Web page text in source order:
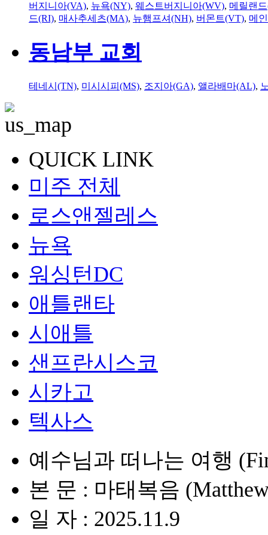
버지니아(VA), 뉴욕(NY), 웨스트버지니아(WV), 메릴랜
드(RI), 매사추세츠(MA), 뉴햄프셔(NH), 버몬트(VT), 메
동남부 교회
테네시(TN), 미시시피(MS), 조지아(GA), 앨라배마(AL),
QUICK LINK
미주 전체
로스앤젤레스
뉴욕
워싱턴DC
애틀랜타
시애틀
샌프란시스코
시카고
텍사스
예수님과 떠나는 여행
본 문 : 마태복음
일 자 : 2025.11.9